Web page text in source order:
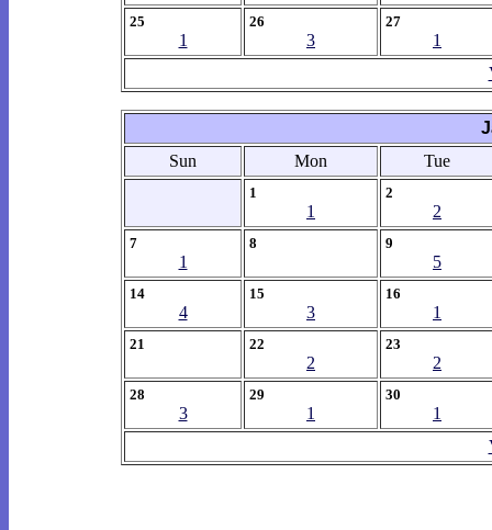
25
1
26
3
27
1
Sun
Mon Tue
1
1
2
2
7
1
8 9
5
14
4
15
3
16
1
21 22
2
23
2
28
3
29
1
30
1